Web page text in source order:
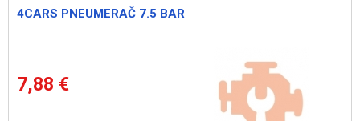
4CARS PNEUMERAČ 7.5 BAR
7,88 €